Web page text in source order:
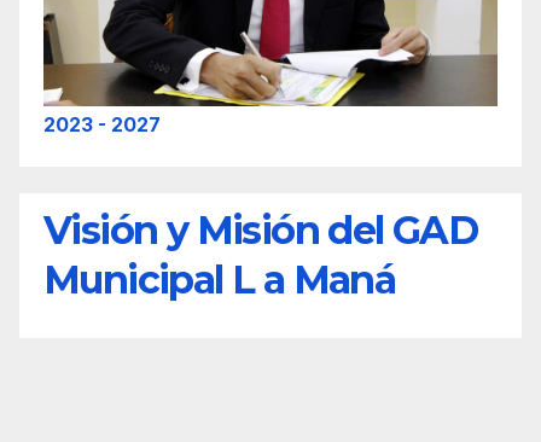
2023 - 2027
Visión y Misión del GAD
Municipal L a Maná